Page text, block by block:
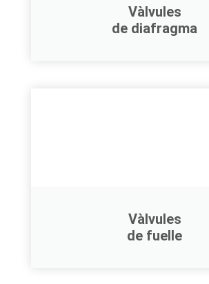
Vàlvules
de diafragma
Vàlvules
de fuelle